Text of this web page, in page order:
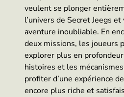
veulent se plonger
l’univers de Secret Jeegs
aventure inoubliable. En
deux missions, les joueurs
explorer plus en
histoires et les
profiter d’une expérience
encore plus riche et